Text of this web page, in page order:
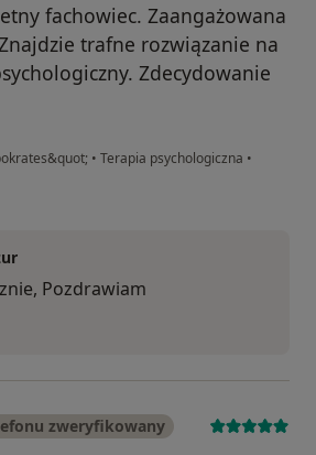
fachowiec. Zaangażowana
trafne rozwiązanie na
Zdecydowanie
• Terapia psychologiczna •
Pozdrawiam
zweryfikowany